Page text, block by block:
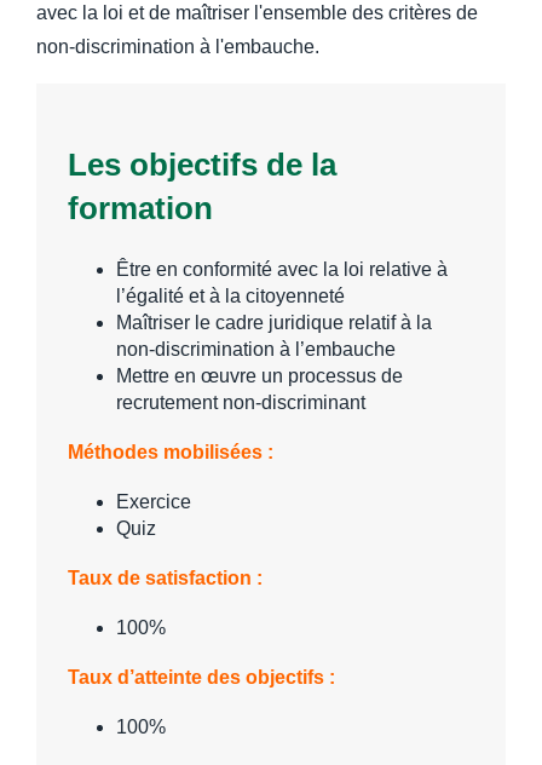
avec la loi et de maîtriser l'ensemble des critères de
non-discrimination à l'embauche.
Les objectifs de la
formation
Être en conformité avec la loi relative à
l’égalité et à la citoyenneté
Maîtriser le cadre juridique relatif à la
non-discrimination à l’embauche
Mettre en œuvre un processus de
recrutement non-discriminant
Méthodes mobilisées :
Exercice
Quiz
Taux de satisfaction :
100%
Taux d’atteinte des objectifs :
100%